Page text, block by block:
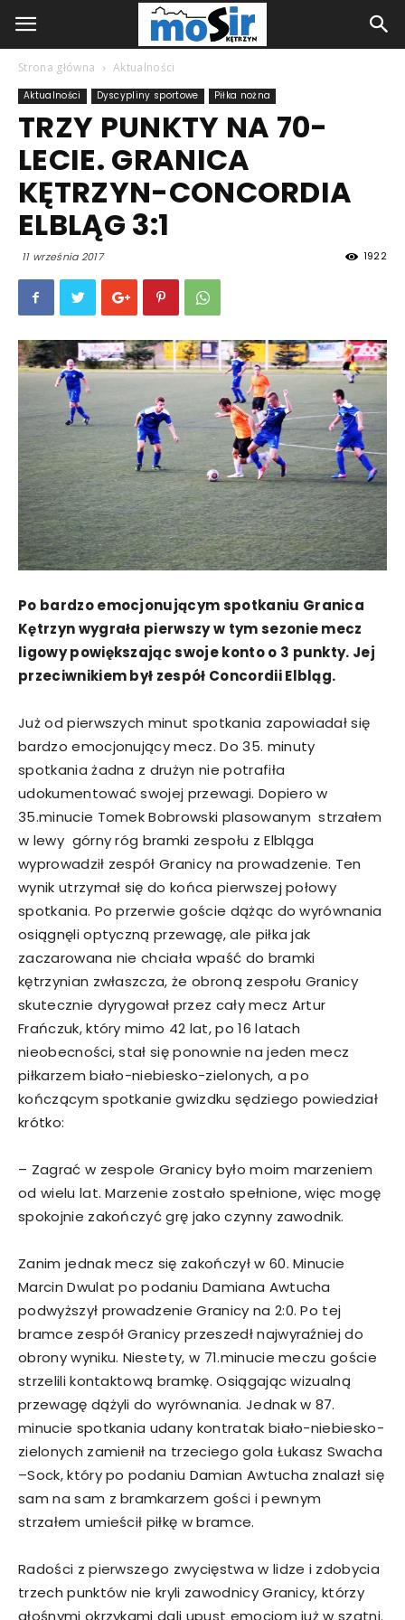
Strona główna Aktualności
Aktualności Dyscypliny sportowe Piłka nożna
TRZY PUNKTY NA 70-
LECIE. GRANICA
KĘTRZYN-CONCORDIA
ELBLĄG 3:1
11 września 2017 1922
Po bardzo emocjonującym spotkaniu Granica
Kętrzyn wygrała pierwszy w tym sezonie mecz
ligowy powiększając swoje konto o 3 punkty. Jej
przeciwnikiem był zespół Concordii Elbląg.
Już od pierwszych minut spotkania zapowiadał się
bardzo emocjonujący mecz. Do 35. minuty
spotkania żadna z drużyn nie potrafiła
udokumentować swojej przewagi. Dopiero w
35.minucie Tomek Bobrowski plasowanym strzałem
w lewy górny róg bramki zespołu z Elbląga
wyprowadził zespół Granicy na prowadzenie. Ten
wynik utrzymał się do końca pierwszej połowy
spotkania. Po przerwie goście dążąc do wyrównania
osiągnęli optyczną przewagę, ale piłka jak
zaczarowana nie chciała wpaść do bramki
kętrzynian zwłaszcza, że obroną zespołu Granicy
skutecznie dyrygował przez cały mecz Artur
Frańczuk, który mimo 42 lat, po 16 latach
nieobecności, stał się ponownie na jeden mecz
piłkarzem biało-niebiesko-zielonych, a po
kończącym spotkanie gwizdku sędziego powiedział
krótko:
– Zagrać w zespole Granicy było moim marzeniem
od wielu lat. Marzenie zostało spełnione, więc mogę
spokojnie zakończyć grę jako czynny zawodnik.
Zanim jednak mecz się zakończył w 60. Minucie
Marcin Dwulat po podaniu Damiana Awtucha
podwyższył prowadzenie Granicy na 2:0. Po tej
bramce zespół Granicy przeszedł najwyraźniej do
obrony wyniku. Niestety, w 71.minucie meczu goście
strzelili kontaktową bramkę. Osiągając wizualną
przewagę dążyli do wyrównania. Jednak w 87.
minucie spotkania udany kontratak biało-niebiesko-
zielonych zamienił na trzeciego gola Łukasz Swacha
–Sock, który po podaniu Damian Awtucha znalazł się
sam na sam z bramkarzem gości i pewnym
strzałem umieścił piłkę w bramce.
Radości z pierwszego zwycięstwa w lidze i zdobycia
trzech punktów nie kryli zawodnicy Granicy, którzy
głośnymi okrzykami dali upust emocjom już w szatni.